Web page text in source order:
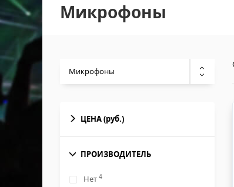
Микрофоны
Микрофоны
ЦЕНА(руб.)
ПРОИЗВОДИТЕЛЬ
Нет 4